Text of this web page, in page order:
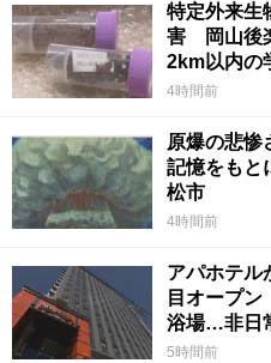
特定外来生
害 岡山後
2km以内の
4時間前
原爆の悲
記憶をも
松市
4時間前
アパホテル
目オープ
浴場…非日
5時間前